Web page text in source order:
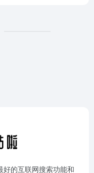
好的互联网搜索功能和